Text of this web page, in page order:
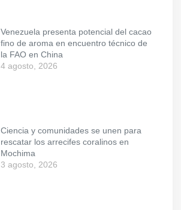
Venezuela presenta potencial del cacao
fino de aroma en encuentro técnico de
la FAO en China
4 agosto, 2026
Ciencia y comunidades se unen para
rescatar los arrecifes coralinos en
Mochima
3 agosto, 2026